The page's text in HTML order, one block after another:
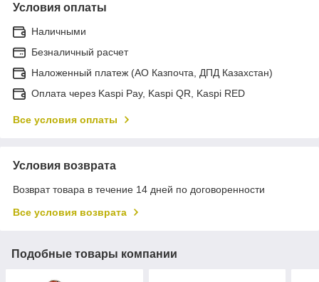
Условия оплаты
Наличными
Безналичный расчет
Наложенный платеж (АО Казпочта, ДПД Казахстан)
Оплата через Kaspi Pay, Kaspi QR, Kaspi RED
Все условия оплаты
Условия возврата
Возврат товара в течение 14 дней по договоренности
Все условия возврата
Подобные товары компании